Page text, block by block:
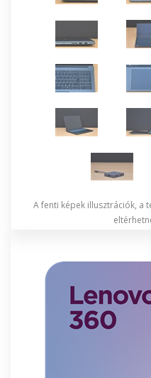
A fenti képek illusztrációk, a